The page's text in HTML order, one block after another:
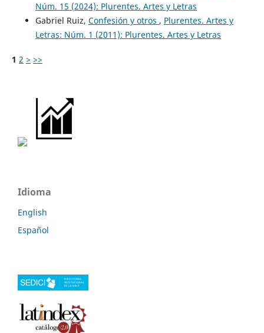
Núm. 15 (2024): Plurentes. Artes y Letras
Gabriel Ruiz, Confesión y otros , Plurentes. Artes y
Letras: Núm. 1 (2011): Plurentes. Artes y Letras
1 2 > >>
Idioma
English
Español